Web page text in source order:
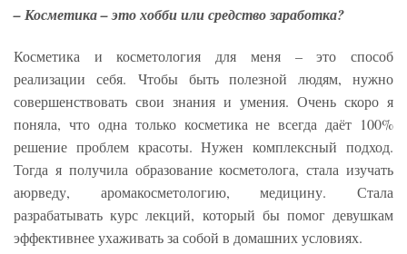
– Косметика – это хобби или средство заработка?
Косметика и косметология для меня – это способ
реализации себя. Чтобы быть полезной людям, нужно
совершенствовать свои знания и умения. Очень скоро я
поняла, что одна только косметика не всегда даёт 100%
решение проблем красоты. Нужен комплексный подход.
Тогда я получила образование косметолога, стала изучать
аюрведу, аромакосметологию, медицину. Стала
разрабатывать курс лекций, который бы помог девушкам
эффективнее ухаживать за собой в домашних условиях.